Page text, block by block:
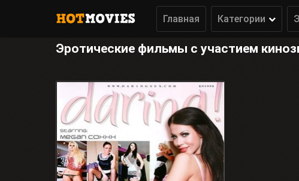
Главная Категории
Эротические фильмы с участием